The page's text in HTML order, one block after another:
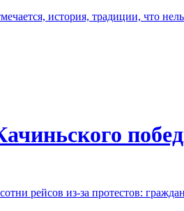
история, традиции, что
рейсов из-за протестов: